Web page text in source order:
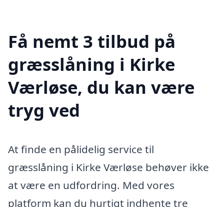
Få nemt 3 tilbud på
græsslåning i Kirke
Værløse, du kan være
tryg ved
At finde en pålidelig service til
græsslåning i Kirke Værløse behøver ikke
at være en udfordring. Med vores
platform kan du hurtigt indhente tre